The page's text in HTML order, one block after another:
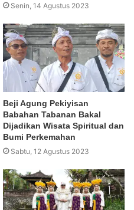
Senin, 14 Agustus 2023
Beji Agung Pekiyisan
Babahan Tabanan Bakal
Dijadikan Wisata Spiritual dan
Bumi Perkemahan
Sabtu, 12 Agustus 2023